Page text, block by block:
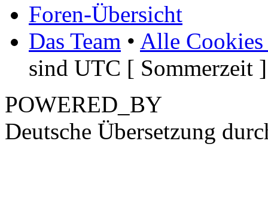
Foren-Übersicht
Das Team • Alle Cookies
sind UTC [ Sommerzeit ]
POWERED_BY
Deutsche Übersetzung